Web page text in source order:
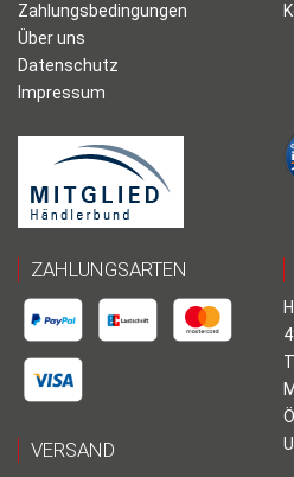
Zahlungsbedingungen
Über uns
Datenschutz
Impressum
ZAHLUNGSARTEN
VERSAND